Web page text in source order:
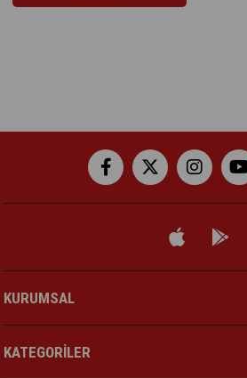
KURUMSAL
KATEGORİLER